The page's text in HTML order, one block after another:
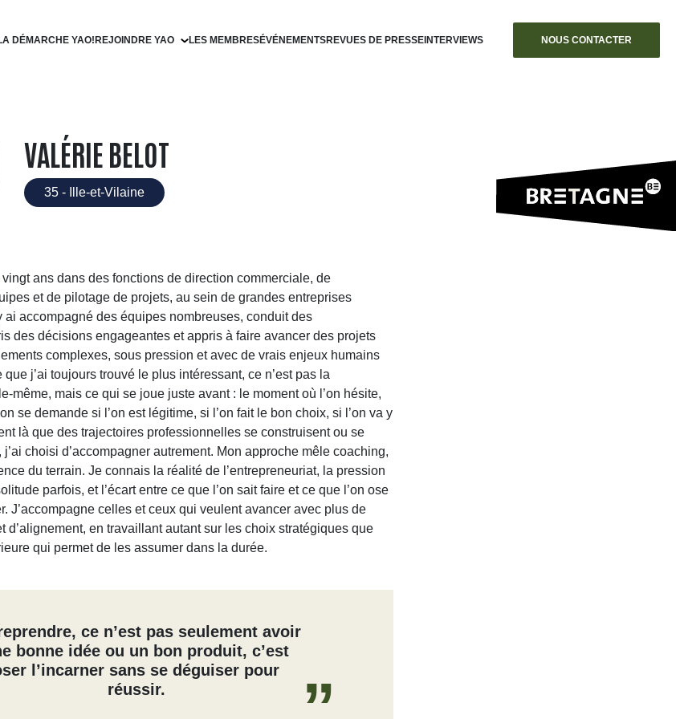
DÉMARCHE YAO! REJOINDRE YAO LES MEMBRESÉVÉNEMENTSREVUES DE PRESSE INTERVIEWS NOUS CONTACTER
VALÉRIE BELOT
35 - Ille-et-Vilaine
vingt ans dans des fonctions de direction commerciale, de
et de pilotage de projets, au sein de grandes entreprises
ai accompagné des équipes nombreuses, conduit des
des décisions engageantes et appris à faire avancer des projets
complexes, sous pression et avec de vrais enjeux humains
j’ai toujours trouvé le plus intéressant, ce n’est pas la
même, mais ce qui se joue juste avant : le moment où l’on hésite,
se demande si l’on est légitime, si l’on fait le bon choix, si l’on va y
là que des trajectoires professionnelles se construisent ou se
j’ai choisi d’accompagner autrement. Mon approche mêle coaching,
du terrain. Je connais la réalité de l’entrepreneuriat, la pression
parfois, et l’écart entre ce que l’on sait faire et ce que l’on ose
J’accompagne celles et ceux qui veulent avancer avec plus de
d’alignement, en travaillant autant sur les choix stratégiques que
qui permet de les assumer dans la durée.
ce n’est pas seulement avoir
bonne idée ou un bon produit, c’est
l’incarner sans se déguiser pour
réussir.